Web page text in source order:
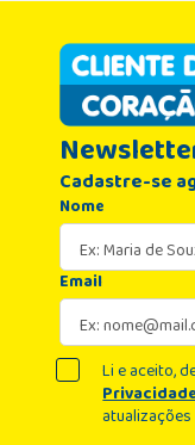
Cadastre-se
Nome
Email
Li e aceito,
atualizações